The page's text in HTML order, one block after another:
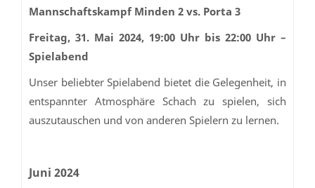
Mannschaftskampf Minden 2 vs. Porta 3
Freitag, 31. Mai 2024, 19:00 Uhr bis 22:00 Uhr –
Spielabend
Unser beliebter Spielabend bietet die Gelegenheit, in
entspannter Atmosphäre Schach zu spielen, sich
auszutauschen und von anderen Spielern zu lernen.
Juni 2024